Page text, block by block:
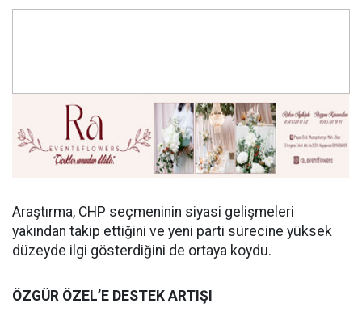
Araştırma, CHP seçmeninin siyasi gelişmeleri
yakından takip ettiğini ve yeni parti sürecine yüksek
düzeyde ilgi gösterdiğini de ortaya koydu.
ÖZGÜR ÖZEL’E DESTEK ARTIŞI